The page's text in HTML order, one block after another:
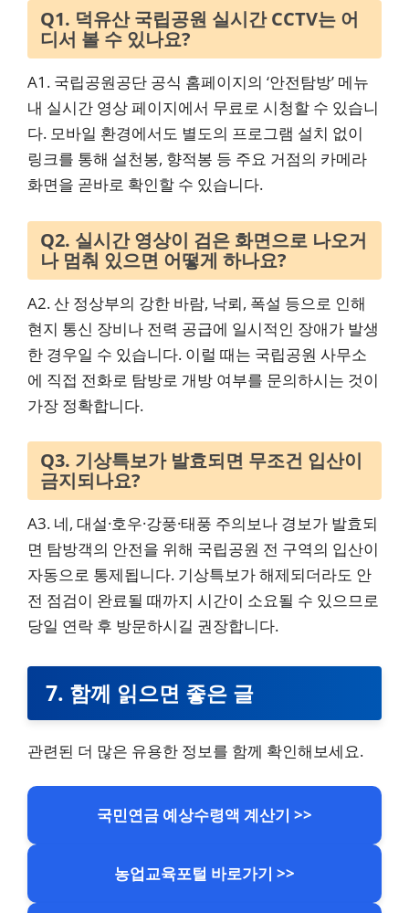
Q1. 덕유산 국립공원 실시간 CCTV는 어
디서 볼 수 있나요?
A1. 국립공원공단 공식 홈페이지의 ‘안전탐방’ 메뉴
내 실시간 영상 페이지에서 무료로 시청할 수 있습니
다. 모바일 환경에서도 별도의 프로그램 설치 없이
링크를 통해 설천봉, 향적봉 등 주요 거점의 카메라
화면을 곧바로 확인할 수 있습니다.
Q2. 실시간 영상이 검은 화면으로 나오거
나 멈춰 있으면 어떻게 하나요?
A2. 산 정상부의 강한 바람, 낙뢰, 폭설 등으로 인해
현지 통신 장비나 전력 공급에 일시적인 장애가 발생
한 경우일 수 있습니다. 이럴 때는 국립공원 사무소
에 직접 전화로 탐방로 개방 여부를 문의하시는 것이
가장 정확합니다.
Q3. 기상특보가 발효되면 무조건 입산이
금지되나요?
A3. 네, 대설·호우·강풍·태풍 주의보나 경보가 발효되
면 탐방객의 안전을 위해 국립공원 전 구역의 입산이
자동으로 통제됩니다. 기상특보가 해제되더라도 안
전 점검이 완료될 때까지 시간이 소요될 수 있으므로
당일 연락 후 방문하시길 권장합니다.
7. 함께 읽으면 좋은 글
관련된 더 많은 유용한 정보를 함께 확인해보세요.
국민연금 예상수령액 계산기 >>
농업교육포털 바로가기 >>